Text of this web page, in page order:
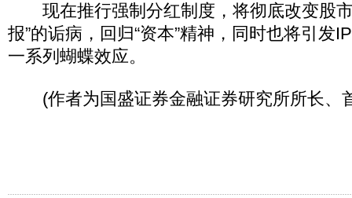
现在推行强制分红制度，将彻底改变股市
报”的诟病，回归“资本”精神，同时也将引发
一系列蝴蝶效应。
(作者为国盛证券金融证券研究所所长、